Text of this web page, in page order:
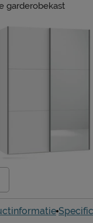
garderobekast